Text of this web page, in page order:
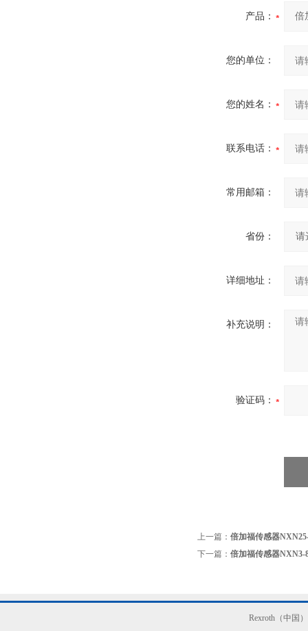
产品：
您的单位：
您的姓名：
联系电话：
常用邮箱：
省份：
详细地址：
补充说明：
验证码：
上一篇： 倍加福传感器
下一篇： 倍加福传感器NXN3-
Rexroth（中国